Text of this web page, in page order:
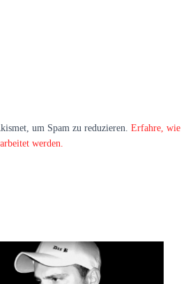
um Spam zu reduzieren. Erfahre, wie
werden.